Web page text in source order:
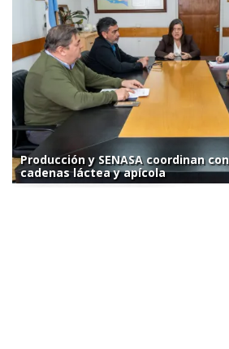
Producción y SENASA coordinan
cadenas láctea y apícola